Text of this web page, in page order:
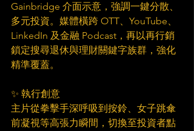
Gainbridge 介面示意，強調一鍵分散、
多元投資。媒體橫跨 OTT、YouTube、
LinkedIn 及金融 Podcast，再以再行銷
鎖定搜尋退休與理財關鍵字族群，強化
精準覆蓋。
✨ 執行創意
主片從拳擊手深呼吸到按鈴、女子跳傘
前凝視等高張力瞬間，切換至投資者點